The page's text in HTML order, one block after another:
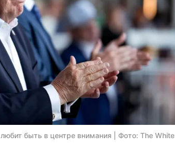
быть в центре внимания | Фото: The White